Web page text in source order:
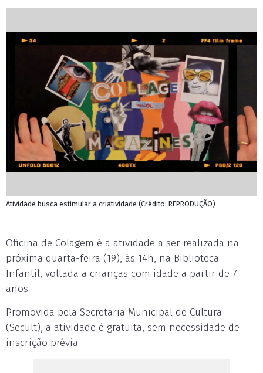
Atividade busca estimular a criatividade (Crédito: REPRODUÇÃO)
Oficina de Colagem é a atividade a ser realizada na
próxima quarta-feira (19), às 14h, na Biblioteca
Infantil, voltada a crianças com idade a partir de 7
anos.
Promovida pela Secretaria Municipal de Cultura
(Secult), a atividade é gratuita, sem necessidade de
inscrição prévia.